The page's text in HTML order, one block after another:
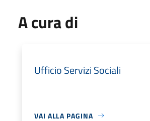
A cura di
Ufficio Servizi Sociali
VAI ALLA PAGINA